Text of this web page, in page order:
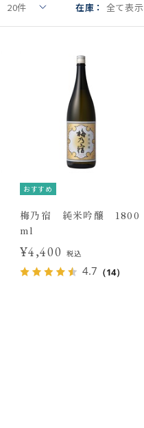
20件 在庫： 全て表示
おすすめ
梅乃宿 純米吟醸 1800
ml
¥4,400 税込
4.7 （14）